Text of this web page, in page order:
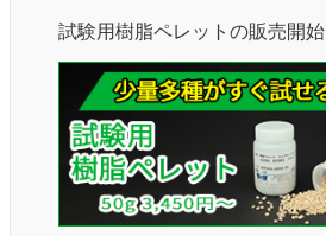
試験用樹脂ペレットの販売開始